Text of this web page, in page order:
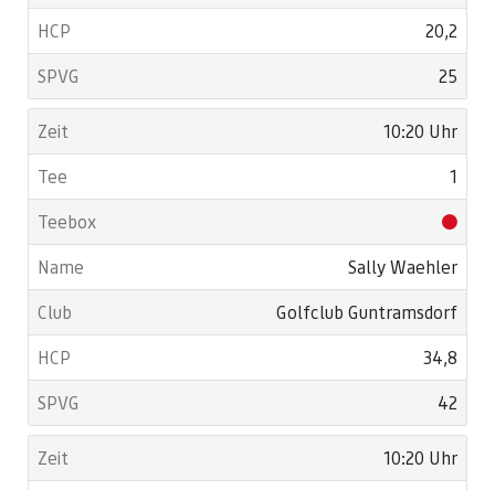
20,2
25
10:20 Uhr
1
Sally Waehler
Golfclub Guntramsdorf
34,8
42
10:20 Uhr